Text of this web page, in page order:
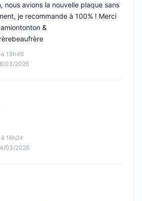
13h46
03/2026
nous avions la nouvelle plaque sans
je recommande à 100% ! Merci
&
16h24
03/2026